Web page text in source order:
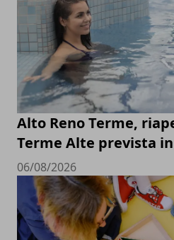
Alto Reno Terme,
Terme Alte prevista
06/08/2026